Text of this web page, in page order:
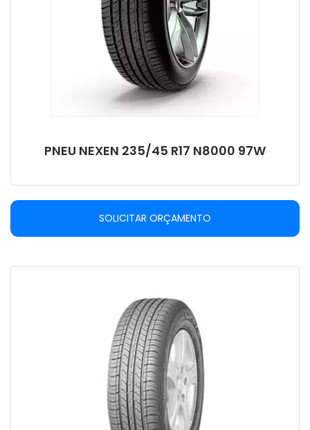
PNEU NEXEN 235/45 R17 N8000 97W
SOLICITAR ORÇAMENTO